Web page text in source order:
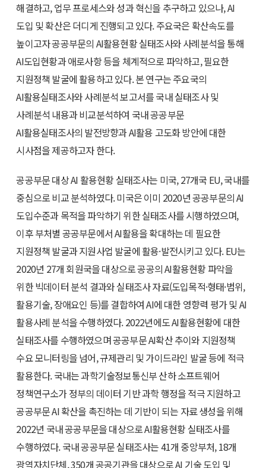
해결하고, 업무 프로세스와 성과 혁신을 추구하고 있으나, AI
도입 및 확산은 더디게 진행되고 있다. 주요국은 확산속도를
높이고자 공공부문의 AI활용현황 실태조사와 사례분석을 통해
AI도입현황과 애로사항 등을 체계적으로 파악하고, 필요한
지원정책 발굴에 활용하고 있다. 본 연구는 주요국의
AI활용실태조사와 사례분석 보고서를 국내 실태조사 및
사례분석 내용과 비교분석하여 국내 공공부문
AI활용실태조사의 발전방향과 AI활용 고도화 방안에 대한
시사점을 제공하고자 한다.
공공부문 대상 AI 활용현황 실태조사는 미국, 27개국 EU, 국내를
중심으로 비교 분석하였다. 미국은 이미 2020년 공공부문의 AI
도입수준과 목적을 파악하기 위한 실태조사를 시행하였으며,
이후 부처별 공공부문에서 AI활용을 확대하는 데 필요한
지원정책 발굴과 지원사업 발굴에 활용·발전시키고 있다. EU는
2020년 27개 회원국을 대상으로 공공의 AI활용현황 파악을
위한 빅데이터 분석 결과와 실태조사 자료(도입목적·형태·범위,
활용기술, 장애요인 등)를 결합하여 AI에 대한 영향력 평가 및 AI
활용사례 분석을 수행하였다. 2022년에도 AI활용현황에 대한
실태조사를 수행하였으며 공공부문 AI확산 추이와 지원정책
수요 모니터링을 넘어, 규제관리 및 가이드라인 발굴 등에 적극
활용한다. 국내는 과학기술정보통신부 산하 소프트웨어
정책연구소가 정부의 데이터 기반 과학 행정을 적극 지원하고
공공부문 AI 확산을 촉진하는 데 기반이 되는 자료 생성을 위해
2022년 국내 공공부문을 대상으로 AI활용현황 실태조사를
수행하였다. 국내 공공부문 실태조사는 41개 중앙부처, 18개
광역자치단체, 350개 공공기관을 대상으로 AI 기술 도입 및